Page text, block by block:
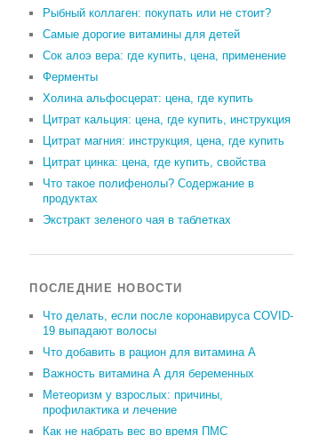
Рыбный коллаген: покупать или не стоит?
Самые дорогие витамины для детей
Сок алоэ вера: где купить, цена, применение
Ферменты
Холина альфосцерат: цена, где купить
Цитрат кальция: цена, где купить, инструкция
Цитрат магния: инструкция, цена, где купить
Цитрат цинка: цена, где купить, свойства
Что такое полифенолы? Содержание в
продуктах
Экстракт зеленого чая в таблетках
ПОСЛЕДНИЕ НОВОСТИ
Что делать, если после коронавируса COVID-
19 выпадают волосы
Что добавить в рацион для витамина А
Важность витамина А для беременных
Метеоризм у взрослых: причины,
профилактика и лечение
Как не набрать вес во время ПМС